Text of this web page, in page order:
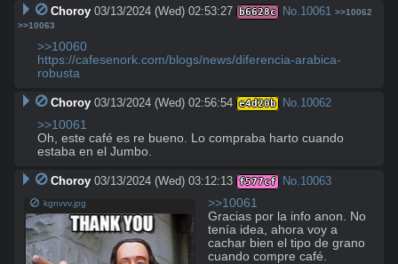
Choroy 03/13/2024 (Wed) 02:53:27 b6628c No. 10061
>>10062
>>10063
>>10060
https://cafesenork.com/blogs/news/diferencia-arabica-
robusta
Choroy 03/13/2024 (Wed) 02:56:54 e4d20b No. 10062
>>10061
Oh, este café es re bueno. Lo compraba harto cuando
estaba en el Jumbo.
Choroy 03/13/2024 (Wed) 03:12:13 f577cf No. 10063
kgnvvv.jpg
>>10061
Gracias por la info anon. No
tenía idea, ahora voy a
cachar bien el tipo de grano
cuando compre café.